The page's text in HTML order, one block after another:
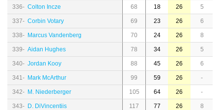
336- Colton Incze 68 18 26 5
337- Corbin Votary 69 23 26 6
338- Marcus Vandenberg 70 24 26 8
339- Aidan Hughes 78 34 26 5
340- Jordan Kooy 88 45 26 6
341- Mark McArthur 99 59 26 -
342- M. Niederberger 105 64 26 -
343- D. DiVincentiis 117 77 26 8